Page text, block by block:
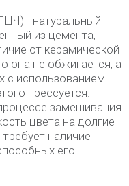
- натуральный
из цемента,
от керамической
она не обжигается, а
с использованием
прессуется.
замешивания
цвета на долгие
наличие
его